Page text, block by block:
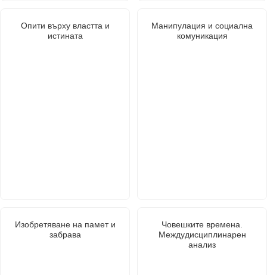
Опити върху властта и
истината
Манипулация и социална
комуникация
Изобретяване на памет и
забрава
Човешките времена.
Междудисциплинарен
анализ